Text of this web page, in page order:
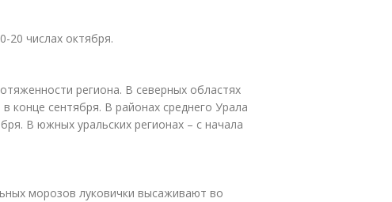
20 числах октября.
региона. В северных областях
конце сентября. В районах среднего Урала
В южных уральских регионах – с начала
морозов луковички высаживают во